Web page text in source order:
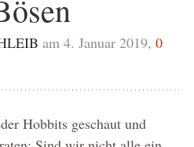
am 4. Januar 2019, 0
Hobbits geschaut und